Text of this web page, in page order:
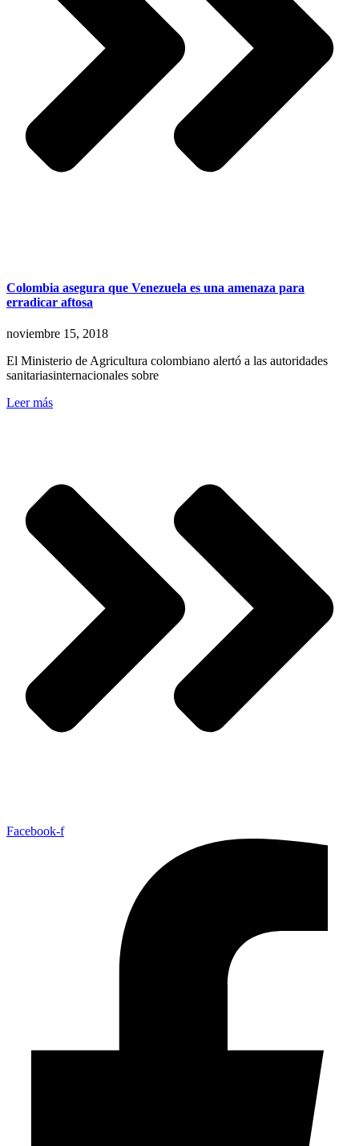
Colombia asegura que Venezuela es una amenaza para
erradicar aftosa
noviembre 15, 2018
El Ministerio de Agricultura colombiano alertó a las autoridades
sanitariasinternacionales sobre
Leer más
Facebook-f